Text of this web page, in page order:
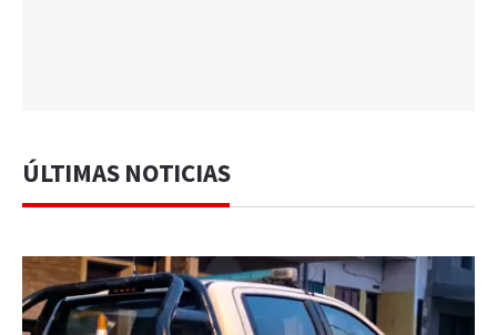
ÚLTIMAS NOTICIAS